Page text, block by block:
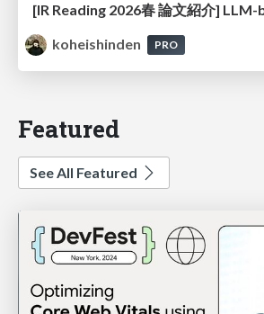
koheishinden
PRO
Featured
See All Featured